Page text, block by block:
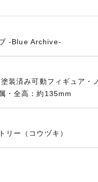
-Blue Archive-
装済み可動フィギュア・
・全高：約135mm
リー（コウヅキ）